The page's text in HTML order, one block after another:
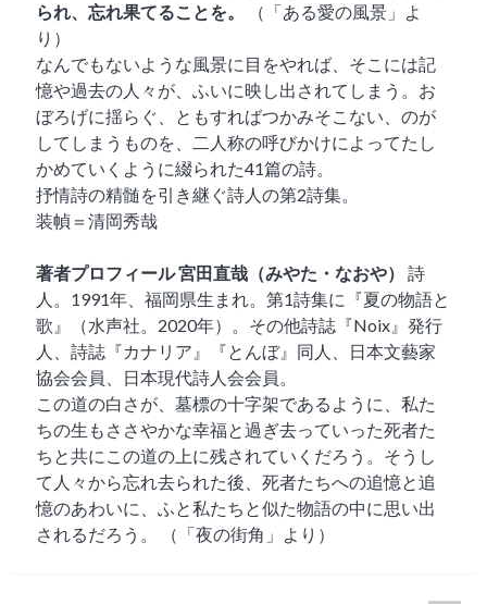
られ、忘れ果てることを。
（「ある愛の風景」よ
り）
なんでもないような風景に目をやれば、そこには記
憶や過去の人々が、ふいに映し出されてしまう。お
ぼろげに揺らぐ、ともすればつかみそこない、のが
してしまうものを、二人称の呼びかけによってたし
かめていくように綴られた41篇の詩。
抒情詩の精髄を引き継ぐ詩人の第2詩集。
装幀＝清岡秀哉
著者プロフィール宮田直哉（みやた・なおや）
詩
人。1991年、福岡県生まれ。第1詩集に『夏の物語と
歌』（水声社。2020年）。その他詩誌『Noix』発行
人、詩誌『カナリア』『とんぼ』同人、日本文藝家
協会会員、日本現代詩人会会員。
この道の白さが、墓標の十字架であるように、私た
ちの生もささやかな幸福と過ぎ去っていった死者た
ちと共にこの道の上に残されていくだろう。そうし
て人々から忘れ去られた後、死者たちへの追憶と追
憶のあわいに、ふと私たちと似た物語の中に思い出
されるだろう。 （「夜の街角」より）